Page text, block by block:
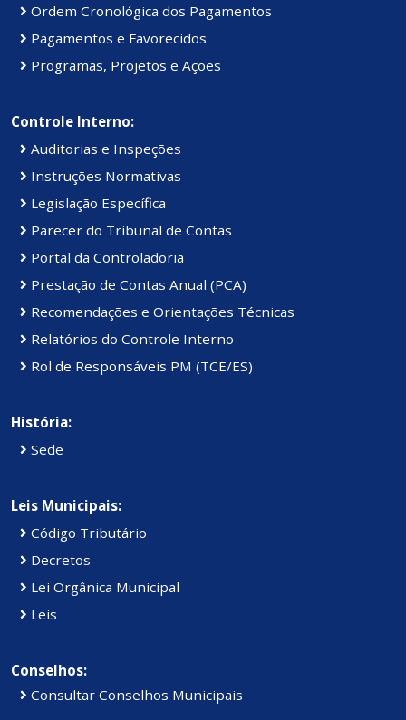
Ordem Cronológica dos Pagamentos
Pagamentos e Favorecidos
Programas, Projetos e Ações
Controle Interno:
Auditorias e Inspeções
Instruções Normativas
Legislação Específica
Parecer do Tribunal de Contas
Portal da Controladoria
Prestação de Contas Anual (PCA)
Recomendações e Orientações Técnicas
Relatórios do Controle Interno
Rol de Responsáveis PM (TCE/ES)
História:
Sede
Leis Municipais:
Código Tributário
Decretos
Lei Orgânica Municipal
Leis
Conselhos:
Consultar Conselhos Municipais